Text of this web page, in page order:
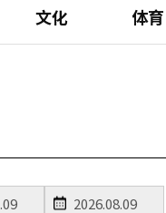
文化 体育